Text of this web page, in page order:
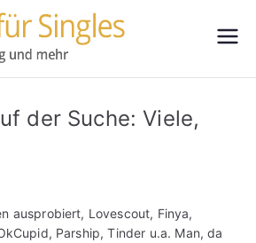
für
s
der Suche: Viele,
ausprobiert, Lovescout, Finya,
Parship, Tinder u.a. Man, da